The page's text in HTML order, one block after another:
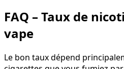
FAQ – Taux de
vape
Le bon taux dépend